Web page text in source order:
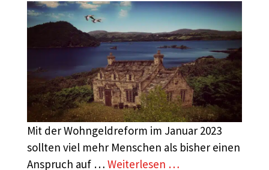
Mit der Wohngeldreform im Januar 2023
sollten viel mehr Menschen als bisher einen
Anspruch auf … Weiterlesen …